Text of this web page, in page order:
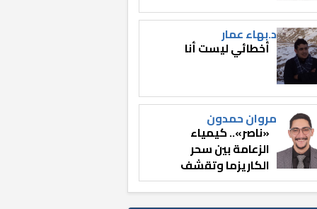
د.بهاء عمار
أخطائي ليست أنا
مروان حمدون
«ناصر».. كيمياء
الزعامة بين سحر
الكاريزما وتقشف
الثائر